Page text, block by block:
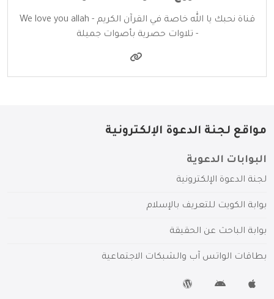
قناة نحبك يا الله خاصة في القرآن الكريم - We love you allah
- تلاوات حصرية بأصوات جميلة
مواقع لجنة الدعوة الإلكترونية
البوابات الدعوية
لجنة الدعوة الإلكترونية
بوابة الكويت للتعريف بالإسلام
بوابة الباحث عن الحقيقة
بطاقات الواتس آب والشبكات الاجتماعية